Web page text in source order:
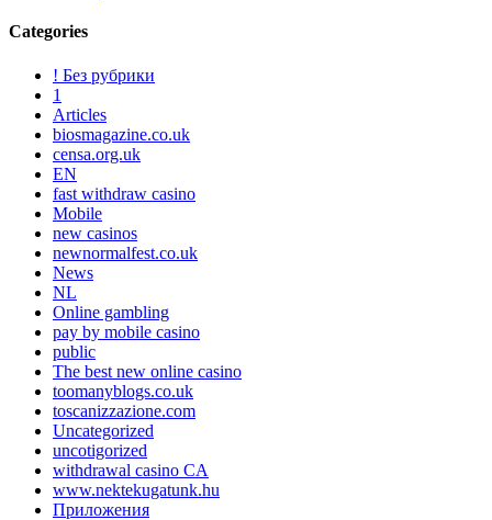
Categories
! Без рубрики
1
Articles
biosmagazine.co.uk
censa.org.uk
EN
fast withdraw casino
Mobile
new casinos
newnormalfest.co.uk
News
NL
Online gambling
pay by mobile casino
public
The best new online casino
toomanyblogs.co.uk
toscanizzazione.com
Uncategorized
uncotigorized
withdrawal casino CA
www.nektekugatunk.hu
Приложения